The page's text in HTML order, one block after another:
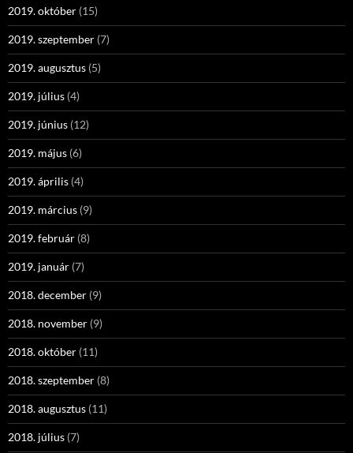
2019. október (15)
2019. szeptember (7)
2019. augusztus (5)
2019. július (4)
2019. június (12)
2019. május (6)
2019. április (4)
2019. március (9)
2019. február (8)
2019. január (7)
2018. december (9)
2018. november (9)
2018. október (11)
2018. szeptember (8)
2018. augusztus (11)
2018. július (7)